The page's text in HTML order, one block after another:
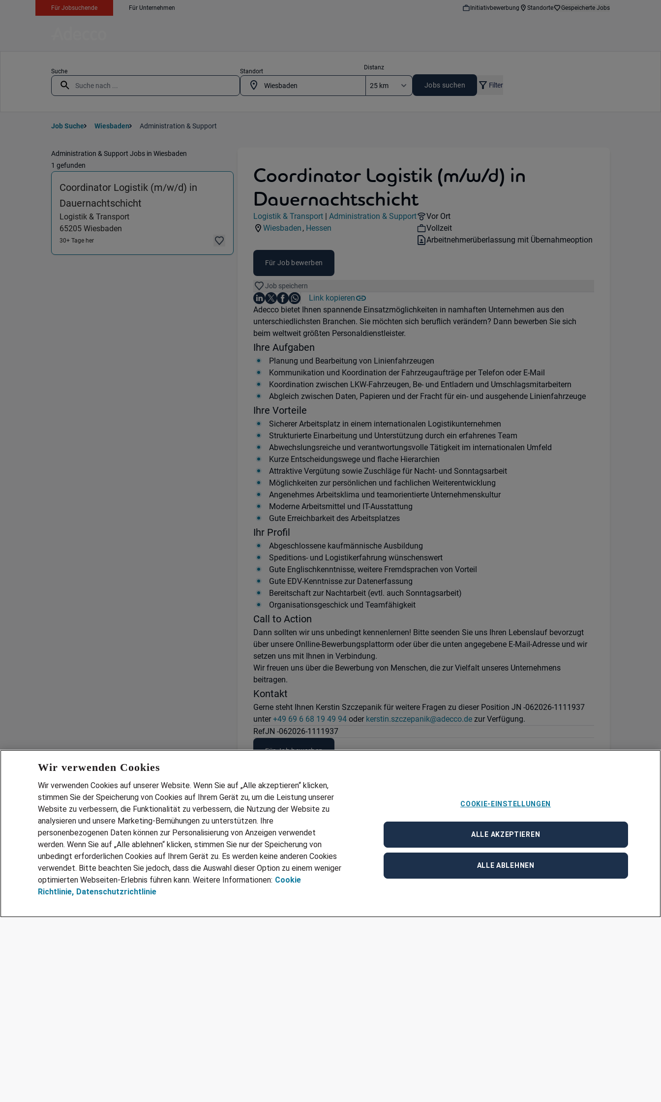
Für Jobsuchende Für Unternehmen Initiativbewerbung Standorte Gespeicherte Jobs
Suche Standort
Distanz
Jobs suchen Filter
Job Suche Wiesbaden Administration & Support
Administration & Support Jobs in Wiesbaden
1 gefunden
Coordinator Logistik (m/w/d) in
Dauernachtschicht (Logistik & Transport) in 65205 Wiesbaden
Logistik & Transport
65205 Wiesbaden
30+ Tage her
Coordinator Logistik (m/w/d) in
Dauernachtschicht
Jobdetails
Kategorie:
Logistik & Transport|
Industry:
Administration & Support
Standorte:
Wiesbaden ,
Region:
Hessen
Remote Option:
Vor Ort
Workhours:
Vollzeit
Vertragsart:
Arbeitnehmerüberlassung mit Übernahmeoption
Für Job bewerben
Job speichern
Teile diesen Job
Auf LinkedIn teilen
Auf X teilen
Auf Facebook teilen
Auf WhatsApp teilen
Link kopieren
Einleitung
Adecco bietet Ihnen spannende Einsatzmöglichkeiten in namhaften Unternehmen aus den
unterschiedlichsten Branchen. Sie möchten sich beruflich verändern? Dann bewerben Sie sich
beim weltweit größten Personaldienstleister.
Ihre Aufgaben
Planung und Bearbeitung von Linienfahrzeugen
Kommunikation und Koordination der Fahrzeugaufträge per Telefon oder E-Mail
Koordination zwischen LKW-Fahrzeugen, Be- und Entladern und Umschlagsmitarbeitern
Abgleich zwischen Daten, Papieren und der Fracht für ein- und ausgehende Linienfahrzeuge
Ihre Vorteile
Sicherer Arbeitsplatz in einem internationalen Logistikunternehmen
Strukturierte Einarbeitung und Unterstützung durch ein erfahrenes Team
Abwechslungsreiche und verantwortungsvolle Tätigkeit im internationalen Umfeld
Kurze Entscheidungswege und flache Hierarchien
Attraktive Vergütung sowie Zuschläge für Nacht- und Sonntagsarbeit
Möglichkeiten zur persönlichen und fachlichen Weiterentwicklung
Angenehmes Arbeitsklima und teamorientierte Unternehmenskultur
Moderne Arbeitsmittel und IT-Ausstattung
Gute Erreichbarkeit des Arbeitsplatzes
Ihr Profil
Abgeschlossene kaufmännische Ausbildung
Speditions- und Logistikerfahrung wünschenswert
Gute Englischkenntnisse, weitere Fremdsprachen von Vorteil
Gute EDV-Kenntnisse zur Datenerfassung
Bereitschaft zur Nachtarbeit (evtl. auch Sonntagsarbeit)
Organisationsgeschick und Teamfähigkeit
Call to Action
Dann sollten wir uns unbedingt kennenlernen! Bitte seenden Sie uns Ihren Lebenslauf bevorzugt
über unsere Onlline-Bewerbungsplattorm oder über die unten angegebene E-Mail-Adresse und wir
setzen uns mit Ihnen in Verbindung.
Wir freuen uns über die Bewerbung von Menschen, die zur Vielfalt unseres Unternehmens
beitragen.
Kontakt
Gerne steht Ihnen Kerstin Szczepanik für weitere Fragen zu dieser Position JN -062026-1111937
unter +49 69 6 68 19 49 94oder kerstin.szczepanik@adecco.dezur Verfügung.
RefJN -062026-1111937
Für Job bewerben
Wir verwenden Cookies
Wir verwenden Cookies auf unserer Website. Wenn Sie auf „Alle akzeptieren“ klicken,
stimmen Sie der Speicherung von Cookies auf Ihrem Gerät zu, um die Leistung unserer
Website zu verbessern, die Funktionalität zu verbessern, die Nutzung der Website zu
analysieren und unsere Marketing-Bemühungen zu unterstützen. Ihre
personenbezogenen Daten können zur Personalisierung von Anzeigen verwendet
werden. Wenn Sie auf „Alle ablehnen“ klicken, stimmen Sie nur der Speicherung von
unbedingt erforderlichen Cookies auf Ihrem Gerät zu. Es werden keine anderen Cookies
verwendet. Bitte beachten Sie jedoch, dass die Auswahl dieser Option zu einem weniger
optimierten Webseiten-Erlebnis führen kann. Weitere Informationen: Cookie
Richtlinie, Datenschutzrichtlinie
COOKIE-EINSTELLUNGEN
ALLE ABLEHNEN
ALLE AKZEPTIEREN